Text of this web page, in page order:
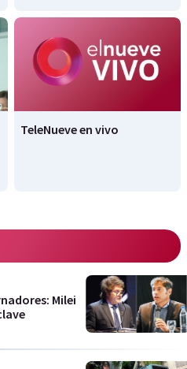
TeleNueve en vivo
Milei